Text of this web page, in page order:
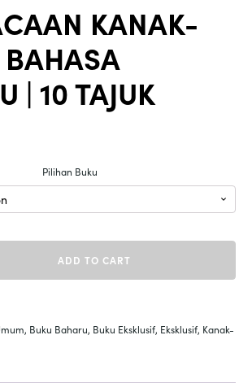
KANAK-
| 10 TAJUK
Pilihan Buku
ADD TO CART
, Buku Baharu, Buku Eksklusif, Eksklusif, Kanak-